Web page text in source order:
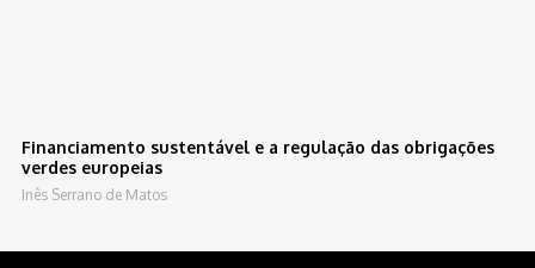
Financiamento sustentável e a regulação das obrigações
verdes europeias
Inês Serrano de Matos